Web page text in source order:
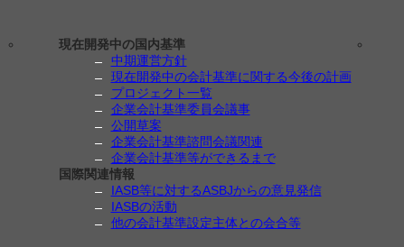
現在開発中の国内基準
中期運営方針
現在開発中の会計基準に関する今後の計画
プロジェクト一覧
企業会計基準委員会議事
公開草案
企業会計基準諮問会議関連
企業会計基準等ができるまで
国際関連情報
IASB等に対するASBJからの意見発信
IASBの活動
他の会計基準設定主体との会合等